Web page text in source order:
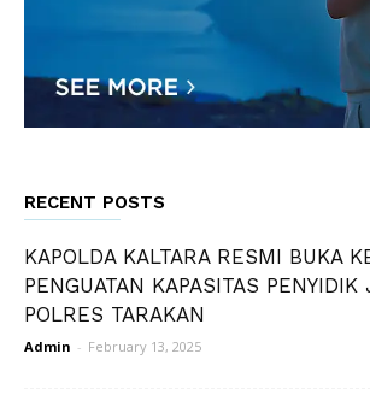
RECENT POSTS
KAPOLDA KALTARA RESMI BUKA
PENGUATAN KAPASITAS PENYIDIK
POLRES TARAKAN
Admin - February 13, 2025